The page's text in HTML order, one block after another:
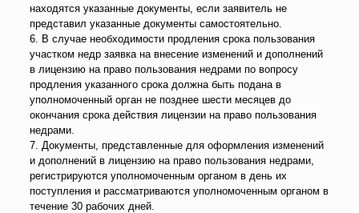
находятся указанные документы, если заявитель не
представил указанные документы самостоятельно.
6. В случае необходимости продления срока пользования
участком недр заявка на внесение изменений и дополнений
в лицензию на право пользования недрами по вопросу
продления указанного срока должна быть подана в
уполномоченный орган не позднее шести месяцев до
окончания срока действия лицензии на право пользования
недрами.
7. Документы, представленные для оформления изменений
и дополнений в лицензию на право пользования недрами,
регистрируются уполномоченным органом в день их
поступления и рассматриваются уполномоченным органом в
течение 30 рабочих дней.